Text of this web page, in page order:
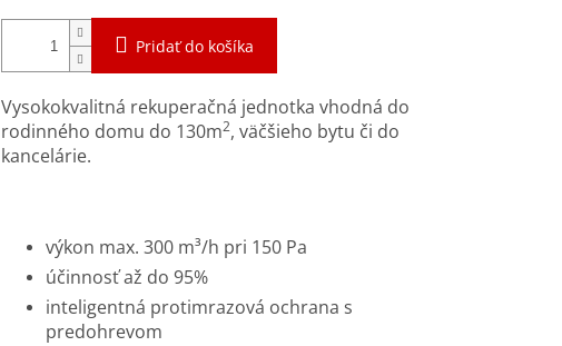
Pridať do košíka
Vysokokvalitná rekuperačná jednotka vhodná do
rodinného domu do 130m2, väčšieho bytu či do
kancelárie.
výkon max. 300 m³/h pri 150 Pa
účinnosť až do 95%
inteligentná protimrazová ochrana s
predohrevom